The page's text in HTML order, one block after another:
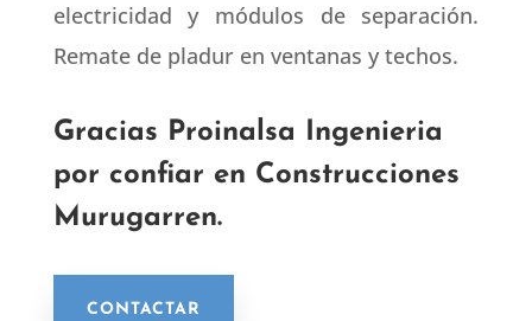
electricidad y módulos de separación.
Remate de pladur en ventanas y techos.
Gracias Proinalsa Ingenieria
por confiar en Construcciones
Murugarren.
CONTACTAR